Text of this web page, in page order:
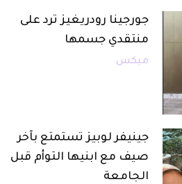
جورجينا رودريغيز ترد على
منتقدي جسمها
ميكس
جينيفر لوبيز تستمتع بآخر
صيف مع ابنيها التوأم قبل
الجامعة